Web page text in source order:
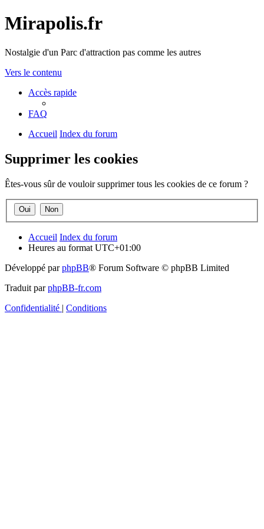
Mirapolis.fr
Nostalgie d'un Parc d'attraction pas comme les autres
Vers le contenu
Accès rapide
FAQ
Accueil Index du forum
Supprimer les cookies
Êtes-vous sûr de vouloir supprimer tous les cookies de ce forum ?
Accueil Index du forum
Heures au format UTC+01:00
Développé parphpBB® Forum Software © phpBB Limited
Traduit parphpBB-fr.com
Confidentialité | Conditions